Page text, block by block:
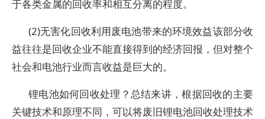
于各类金属的回收率和相互分离的程度。
(2)无害化回收利用废电池带来的环境效益该部分收
益往往是回收企业不能直接得到的经济回报，但对整个
社会和电池行业而言收益是巨大的。
锂电池如何回收处理？总结来讲，根据回收的主要
关键技术和原理不同，可以将废旧锂电池回收处理技术